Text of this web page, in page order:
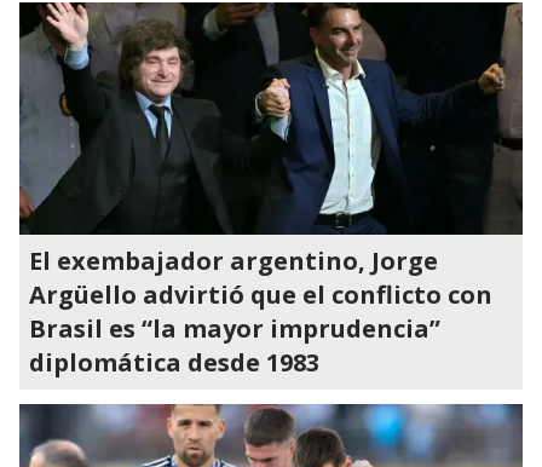
El exembajador argentino, Jorge
Argüello advirtió que el conflicto con
Brasil es “la mayor imprudencia”
diplomática desde 1983